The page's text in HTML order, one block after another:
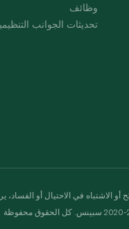
وظائف
تحديثات الجوانب
الاشتباه في الاحتيال أو